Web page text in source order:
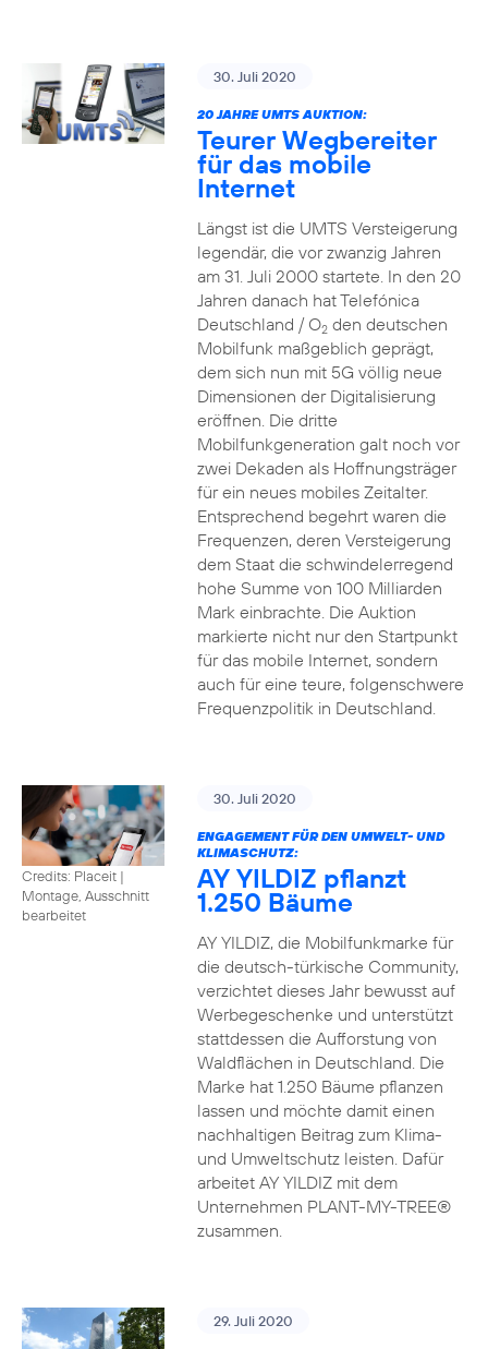
30. Juli 2020
20 JAHRE UMTS AUKTION:
Teurer Wegbereiter
für das mobile
Internet
Längst ist die UMTS Versteigerung
legendär, die vor zwanzig Jahren
am 31. Juli 2000 startete. In den 20
Jahren danach hat Telefónica
Deutschland / O2den deutschen
Mobilfunk maßgeblich geprägt,
dem sich nun mit 5G völlig neue
Dimensionen der Digitalisierung
eröffnen. Die dritte
Mobilfunkgeneration galt noch vor
zwei Dekaden als Hoffnungsträger
für ein neues mobiles Zeitalter.
Entsprechend begehrt waren die
Frequenzen, deren Versteigerung
dem Staat die schwindelerregend
hohe Summe von 100 Milliarden
Mark einbrachte. Die Auktion
markierte nicht nur den Startpunkt
für das mobile Internet, sondern
auch für eine teure, folgenschwere
Frequenzpolitik in Deutschland.
Credits: Placeit |
Montage, Ausschnitt
bearbeitet
30. Juli 2020
ENGAGEMENT FÜR DEN UMWELT- UND
KLIMASCHUTZ:
AY YILDIZ pflanzt
1.250 Bäume
AY YILDIZ, die Mobilfunkmarke für
die deutsch-türkische Community,
verzichtet dieses Jahr bewusst auf
Werbegeschenke und unterstützt
stattdessen die Aufforstung von
Waldflächen in Deutschland. Die
Marke hat 1.250 Bäume pflanzen
lassen und möchte damit einen
nachhaltigen Beitrag zum Klima-
und Umweltschutz leisten. Dafür
arbeitet AY YILDIZ mit dem
Unternehmen PLANT-MY-TREE®
zusammen.
29. Juli 2020